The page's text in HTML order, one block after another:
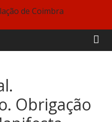
Obrigação